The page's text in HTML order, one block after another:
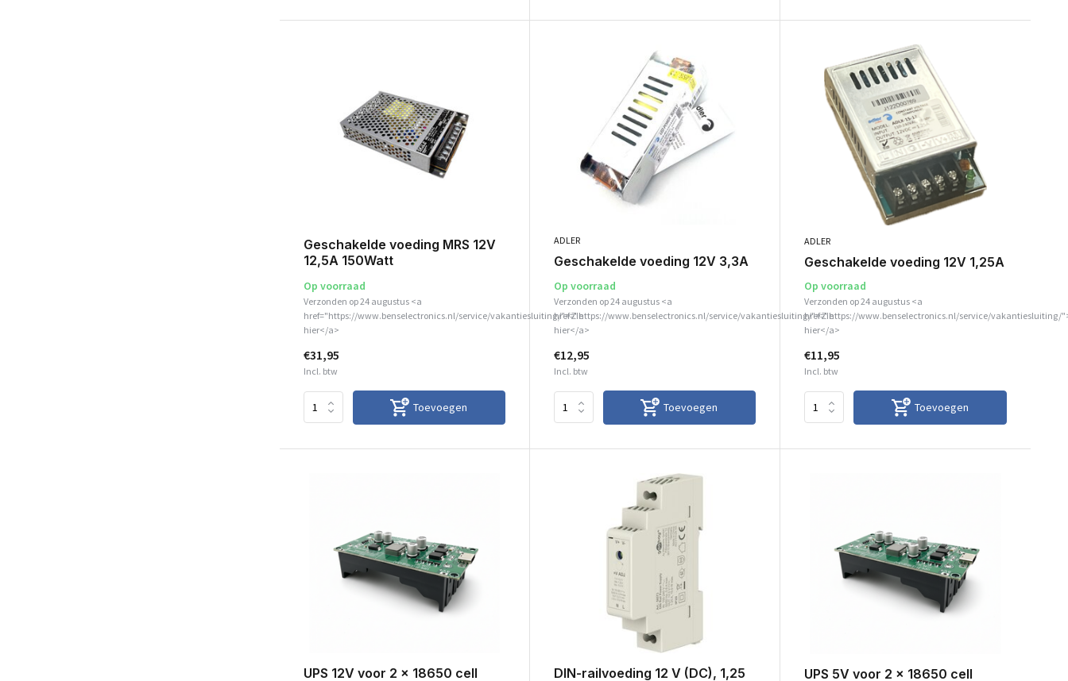
Geschakelde voeding MRS 12V
12,5A 150Watt
Op voorraad
Verzonden op 24 augustus <a
href="https://www.benselectronics.nl/service/vakantiesluiting/">Zie
hier</a>
€31,95
Incl. btw
Toevoegen
ADLER
Geschakelde voeding 12V 3,3A
Op voorraad
Verzonden op 24 augustus <a
href="https://www.benselectronics.nl/service/vakantiesluiting/">Zie
hier</a>
€12,95
Incl. btw
Toevoegen
ADLER
Geschakelde voeding 12V 1,25A
Op voorraad
Verzonden op 24 augustus <a
href="https://www.benselectronics.nl/service/vakantiesluiting/
hier</a>
€11,95
Incl. btw
Toevoegen
UPS 12V voor 2 x 18650 cell DIN-railvoeding 12 V (DC), 1,25 UPS 5V voor 2 x 18650 cell